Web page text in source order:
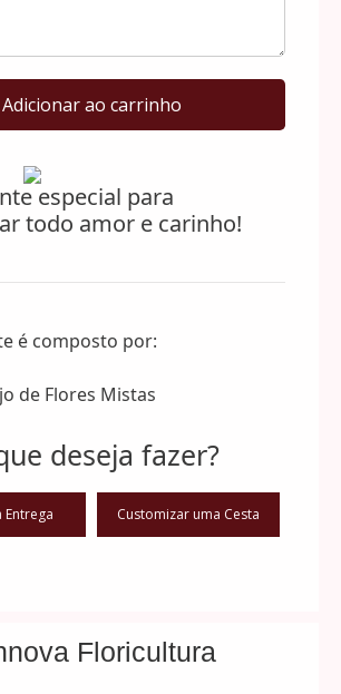
Adicionar ao carrinho
especial para
todo amor e carinho!
é composto por:
de Flores Mistas
deseja fazer?
Entrega Customizar uma Cesta
Floricultura